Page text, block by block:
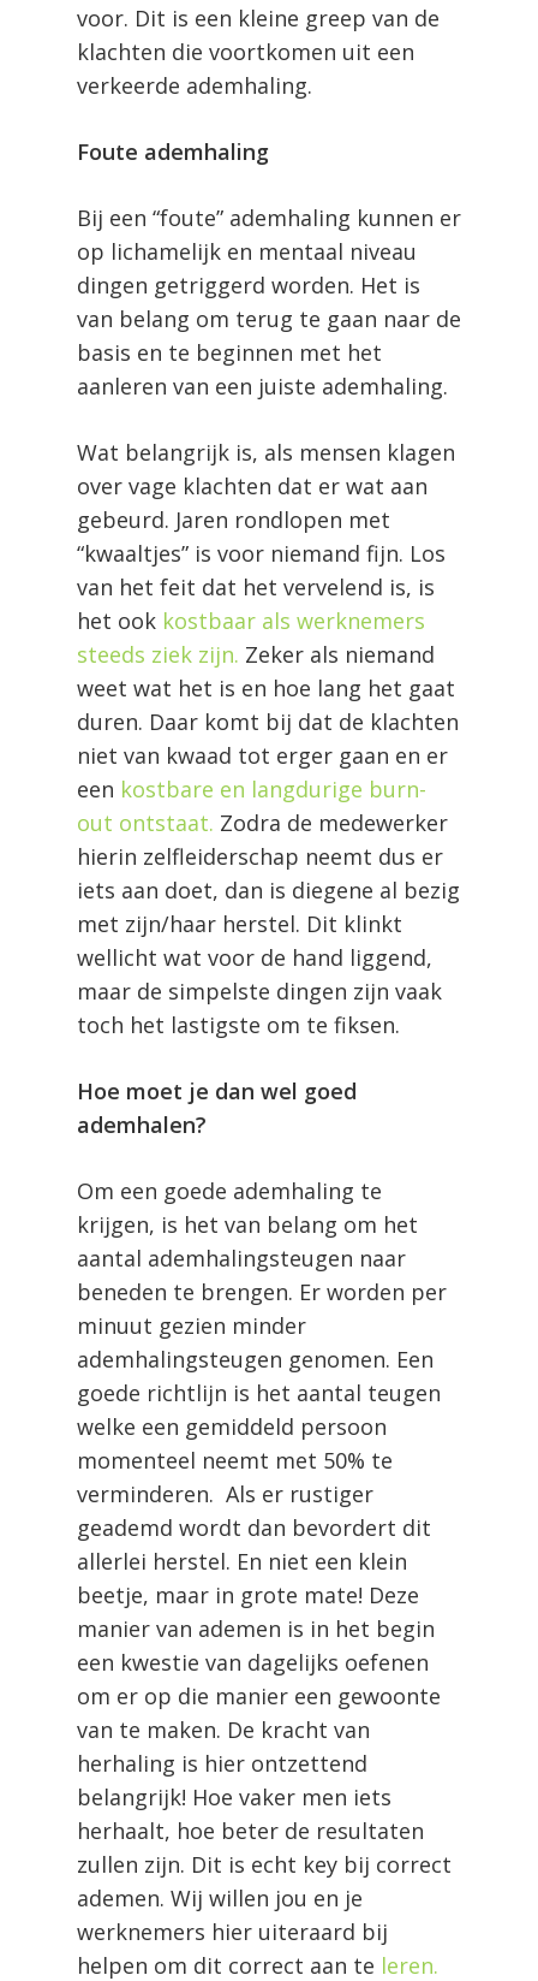
voor. Dit is een kleine greep van de
klachten die voortkomen uit een
verkeerde ademhaling.
Foute ademhaling
Bij een “foute” ademhaling kunnen er
op lichamelijk en mentaal niveau
dingen getriggerd worden. Het is
van belang om terug te gaan naar de
basis en te beginnen met het
aanleren van een juiste ademhaling.
Wat belangrijk is, als mensen klagen
over vage klachten dat er wat aan
gebeurd. Jaren rondlopen met
“kwaaltjes” is voor niemand fijn. Los
van het feit dat het vervelend is, is
het ook kostbaar als werknemers
steeds ziek zijn. Zeker als niemand
weet wat het is en hoe lang het gaat
duren. Daar komt bij dat de klachten
niet van kwaad tot erger gaan en er
een kostbare en langdurige burn-
out ontstaat. Zodra de medewerker
hierin zelfleiderschap neemt dus er
iets aan doet, dan is diegene al bezig
met zijn/haar herstel. Dit klinkt
wellicht wat voor de hand liggend,
maar de simpelste dingen zijn vaak
toch het lastigste om te fiksen.
Hoe moet je dan wel goed
ademhalen?
Om een goede ademhaling te
krijgen, is het van belang om het
aantal ademhalingsteugen naar
beneden te brengen. Er worden per
minuut gezien minder
ademhalingsteugen genomen. Een
goede richtlijn is het aantal teugen
welke een gemiddeld persoon
momenteel neemt met 50% te
verminderen. Als er rustiger
geademd wordt dan bevordert dit
allerlei herstel. En niet een klein
beetje, maar in grote mate! Deze
manier van ademen is in het begin
een kwestie van dagelijks oefenen
om er op die manier een gewoonte
van te maken. De kracht van
herhaling is hier ontzettend
belangrijk! Hoe vaker men iets
herhaalt, hoe beter de resultaten
zullen zijn. Dit is echt key bij correct
ademen. Wij willen jou en je
werknemers hier uiteraard bij
helpen om dit correct aan te leren.